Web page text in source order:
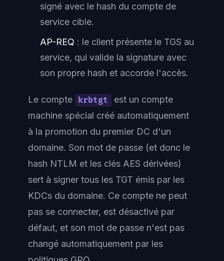
signé avec le hash du compte de
service cible.
AP-REQ : le client présente le TGS au
service, qui valide la signature avec
son propre hash et accorde l'accès.
Le compte krbtgt
est un compte
machine spécial créé automatiquement
à la promotion du premier DC d'un
domaine. Son mot de passe (et donc le
hash NTLM et les clés AES dérivées)
sert à signer tous les TGT émis par les
KDCs du domaine. Ce compte ne peut
pas se connecter, est désactivé par
défaut, et son mot de passe n'est pas
changé automatiquement par les